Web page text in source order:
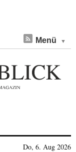
Menü
Do, 6. Aug 2026